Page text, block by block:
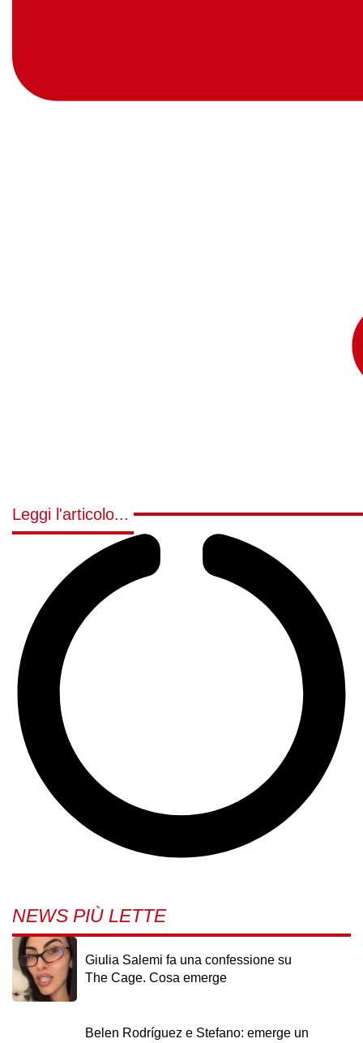
Leggi l'articolo...
NEWS PIÙ LETTE
Giulia Salemi fa una confessione su
The Cage. Cosa emerge
Belen Rodríguez e Stefano: emerge un